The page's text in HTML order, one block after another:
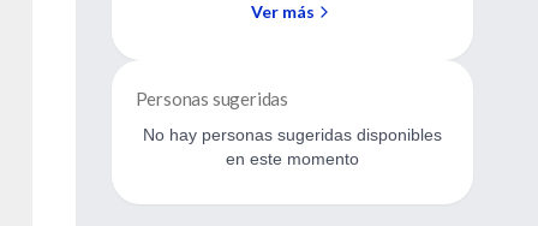
Ver más
Personas sugeridas
No hay personas sugeridas disponibles
en este momento